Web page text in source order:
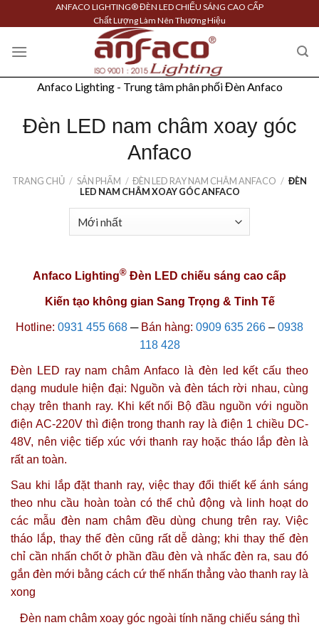
to
content
ANFACO LIGHTING® ĐÈN LED CHIẾU SÁNG CAO CẤP
Chất Lượng Làm Nên Thương Hiệu
Anfaco Lighting - Trung tâm phân phối Đèn Anfaco
Đèn LED nam châm xoay góc
Anfaco
TRANG CHỦ / SẢN PHẨM / ĐÈN LED RAY NAM CHÂM ANFACO / ĐÈN
LED NAM CHÂM XOAY GÓC ANFACO
Anfaco Lighting® Đèn LED chiếu sáng cao cấp
Kiến tạo không gian Sang Trọng & Tinh Tế
Hotline: 0931 455 668 ─Bán hàng: 0909 635 266 – 0938
118 428
Đèn LED ray nam châm Anfaco là đèn led kết cấu theo
dạng mudule hiện đại: Nguồn và đèn tách rời nhau, cùng
chạy trên thanh ray. Khi kết nối Bộ đầu nguồn với nguồn
điện AC-220V thì điện trong thanh ray là điện 1 chiều DC-
48V, nên việc tiếp xúc với thanh rayhoặc tháo lắp đèn là
rất an toàn.
Sau khi lắp đặt thanh ray, việc thay đổi thiết kế ánh sáng
theo nhu cầu hoàn toàn có thể chủ động và linh hoạt do
các mẫu đèn nam châm đều dùng chung trên ray. Việc
tháo lắp, thay thế đèn cũng rất dễ dàng; khi thay thế đèn
chỉ cần nhấn chốt ở phần đầu đèn và nhấc đèn ra, sau đó
gắn đèn mới bằng cách cứ thế nhấn thẳng vào thanh ray là
xong
Đèn nam châm xoay góc ngoài tính năng chiếu sáng thì